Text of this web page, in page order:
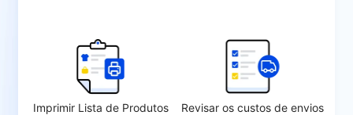
Imprimir Lista de Produtos Revisar os custos de envios